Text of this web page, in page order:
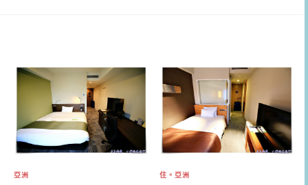
亞洲 住。亞洲